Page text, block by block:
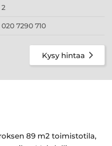
2
020 7290 710
Kysy hintaa
89 m2 toimistotila,